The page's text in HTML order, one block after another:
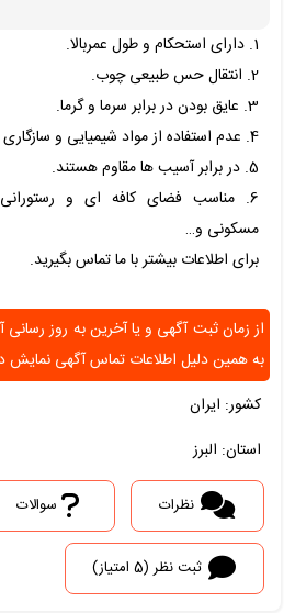
1. دارای استحکام و طول عمربالا.
2. انتقال حس طبیعی چوب.
3. عایق بودن در برابر سرما و گرما.
4. عدم استفاده از مواد شیمیایی و سازگاری با محیط زیست.
5. در برابر آسیب ها مقاوم هستند.
6. مناسب فضای کافه ای و
مسکونی و…
برای اطلاعات بیشتر با ما تماس بگیرید.
از زمان ثبت آگهی و یا آخرین به روز
به همین دلیل اطلاعات تماس آگهی نمایش
کشور: ایران
استان: البرز
نظرات سوالات
ثبت نظر (5 امتیاز)